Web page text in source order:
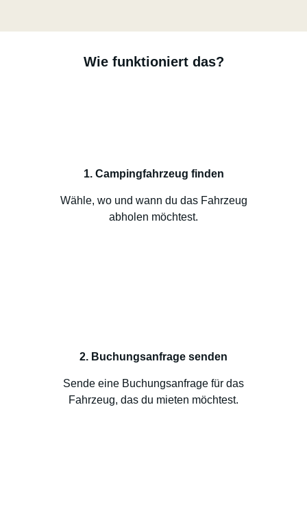
Wie funktioniert das?
1. Campingfahrzeug finden
Wähle, wo und wann du das Fahrzeug
abholen möchtest.
2. Buchungsanfrage senden
Sende eine Buchungsanfrage für das
Fahrzeug, das du mieten möchtest.